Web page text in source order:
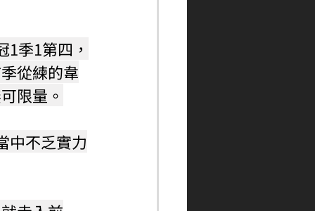
季1第四，
從練的韋
限量。
中不乏實力